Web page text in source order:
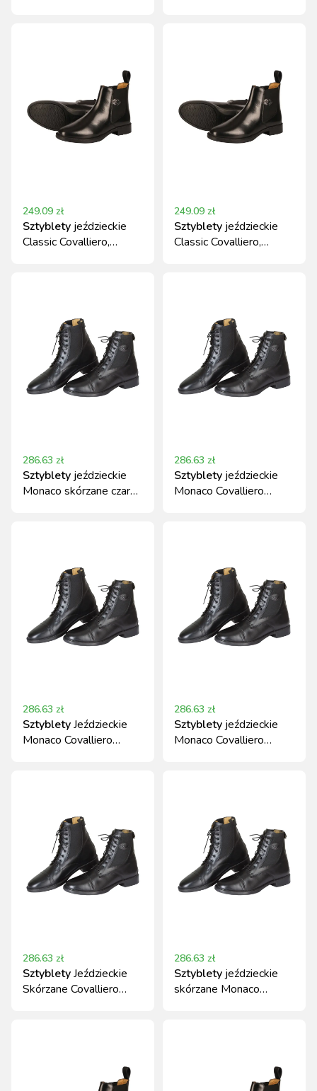
249.09 zł
Sztyblety jeździeckie
Classic Covalliero,
249.09 zł
Sztyblety jeździeckie
Classic Covalliero,
286.63 zł
Sztyblety jeździeckie
Monaco skórzane czarne
286.63 zł
Sztyblety jeździeckie
Monaco Covalliero
286.63 zł
SztybletyJeździeckie
Monaco Covalliero
286.63 zł
Sztyblety jeździeckie
Monaco Covalliero
286.63 zł
SztybletyJeździeckie
Skórzane Covalliero
286.63 zł
Sztyblety jeździeckie
skórzane Monaco